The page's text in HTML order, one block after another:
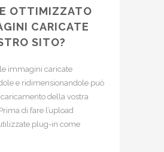
OTTIMIZZATO
CARICATE
SITO?
immagini caricate
e ridimensionandole può
della vostra
di fare l’upload
plug-in come